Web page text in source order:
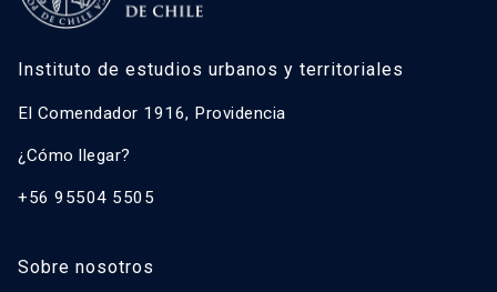
Instituto de estudios urbanos y territoriales
El Comendador 1916, Providencia
¿Cómo llegar?
+56 95504 5505
Sobre nosotros